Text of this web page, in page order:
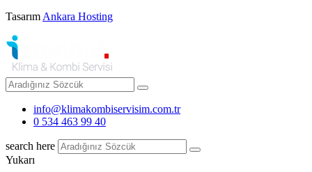
Tasarım Ankara Hosting
info@klimakombiservisim.com.tr
0 534 463 99 40
search here
Yukarı